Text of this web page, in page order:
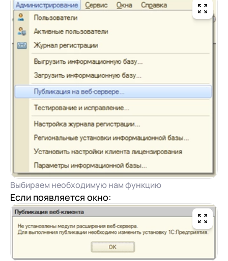
Выбираем необходимую нам функцию
Если появляется окно: